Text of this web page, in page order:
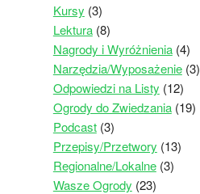
Kursy (3)
Lektura(8)
Nagrody i Wyróżnienia(4)
Narzędzia/Wyposażenie(3)
Odpowiedzi na Listy (12)
Ogrody do Zwiedzania(19)
Podcast(3)
Przepisy/Przetwory (13)
Regionalne/Lokalne(3)
Wasze Ogrody (23)